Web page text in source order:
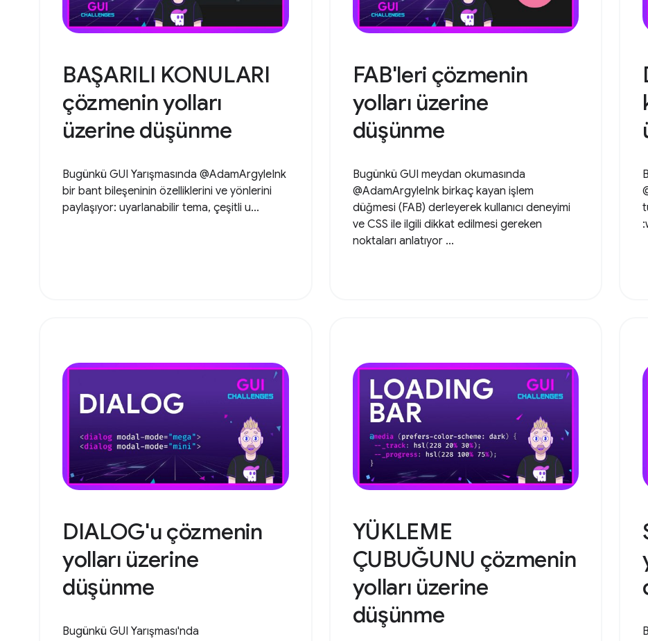
BAŞARILI KONULARI
çözmenin yolları
üzerine düşünme
Bugünkü GUI Yarışmasında @AdamArgyleInk
bir bant bileşeninin özelliklerini ve yönlerini
paylaşıyor: uyarlanabilir tema, çeşitli u...
FAB'leri çözmenin
yolları üzerine
düşünme
Bugünkü GUI meydan okumasında
@AdamArgyleInk birkaç kayan işlem
düğmesi (FAB) derleyerek kullanıcı deneyimi
ve CSS ile ilgili dikkat edilmesi gereken
noktaları anlatıyor ...
DIALOG'u çözmenin
yolları üzerine
düşünme
Bugünkü GUI Yarışması'nda
YÜKLEME
ÇUBUĞUNU çözmenin
yolları üzerine
düşünme